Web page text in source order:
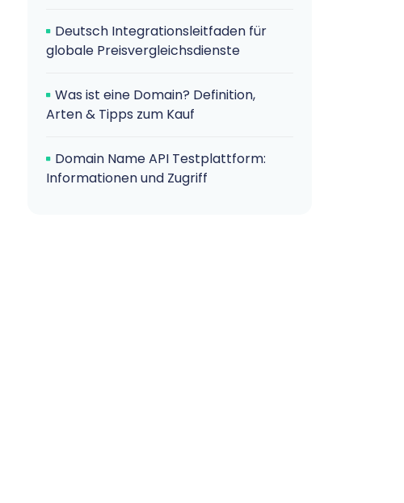
Deutsch Integrationsleitfaden für
globale Preisvergleichsdienste
Was ist eine Domain? Definition,
Arten & Tipps zum Kauf
Domain Name API Testplattform:
Informationen und Zugriff